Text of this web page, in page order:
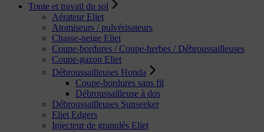
Tonte et travail du sol
Aérateur Eliet
Atomiseurs / pulvérisateurs
Chasse-neige Eliet
Coupe-bordures / Coupe-herbes / Débroussailleuses
Coupe-gazon Eliet
Débroussailleuses Honda
Coupe-bordures sans fil
Débroussailleuse à dos
Débroussailleuses Sunseeker
Eliet Edgers
Injecteur de granulés Eliet